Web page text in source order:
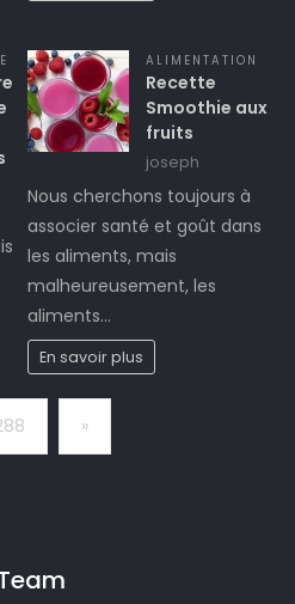
ALIMENTATION
Recette
Smoothie aux
fruits
joseph
Nous cherchons toujours à
associer santé et goût dans
les aliments, mais
malheureusement, les
aliments…
En savoir plus
Next
»